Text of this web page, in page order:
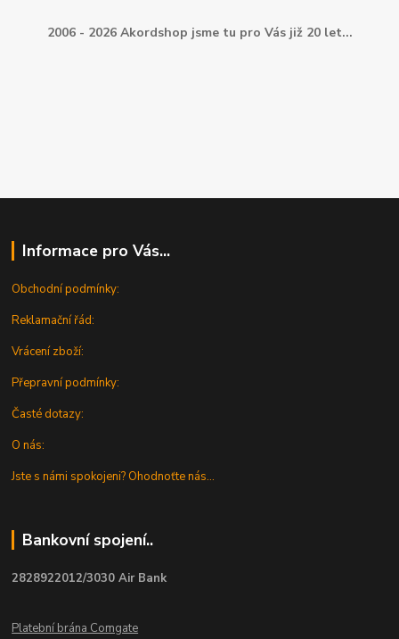
2006 - 2026 Akordshop jsme tu pro Vás již 20 let...
Informace pro Vás...
Obchodní podmínky:
Reklamační řád:
Vrácení zboží:
Přepravní podmínky:
Časté dotazy:
O nás:
Jste s námi spokojeni? Ohodnoťte nás...
Bankovní spojení..
2828922012/3030 Air Bank
Platební brána Comgate